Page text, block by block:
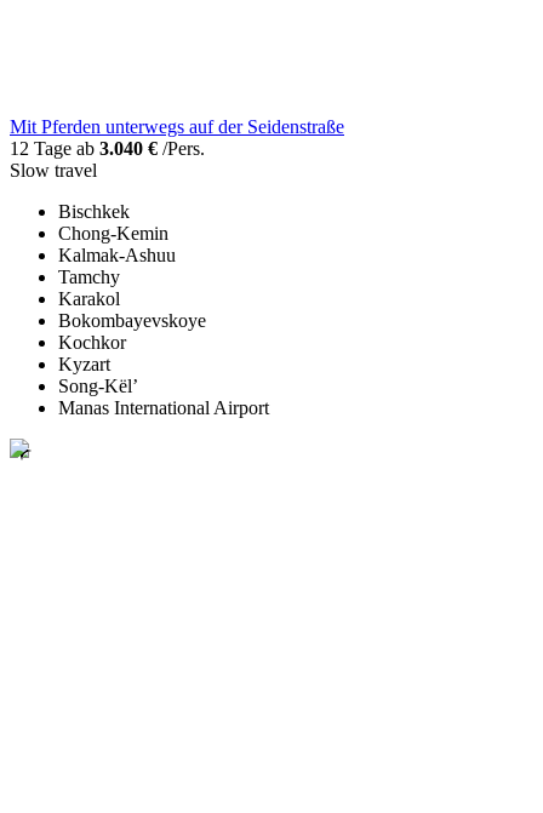
Mit Pferden unterwegs auf der Seidenstraße
12 Tage ab 3.040 € /Pers.
Slow travel
Bischkek
Chong-Kemin
Kalmak-Ashuu
Tamchy
Karakol
Bokombayevskoye
Kochkor
Kyzart
Song-Kël’
Manas International Airport